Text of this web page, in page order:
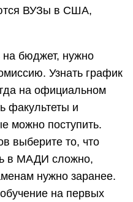
ВУЗы в США,
на бюджет, нужно
Узнать график
на официальном
факультеты и
можно поступить.
выберите то, что
в МАДИ сложно,
нужно заранее.
на первых